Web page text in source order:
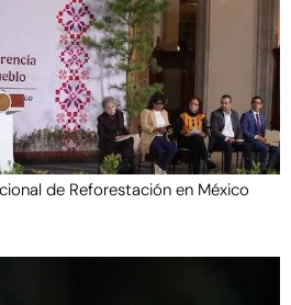
de Reforestación en México